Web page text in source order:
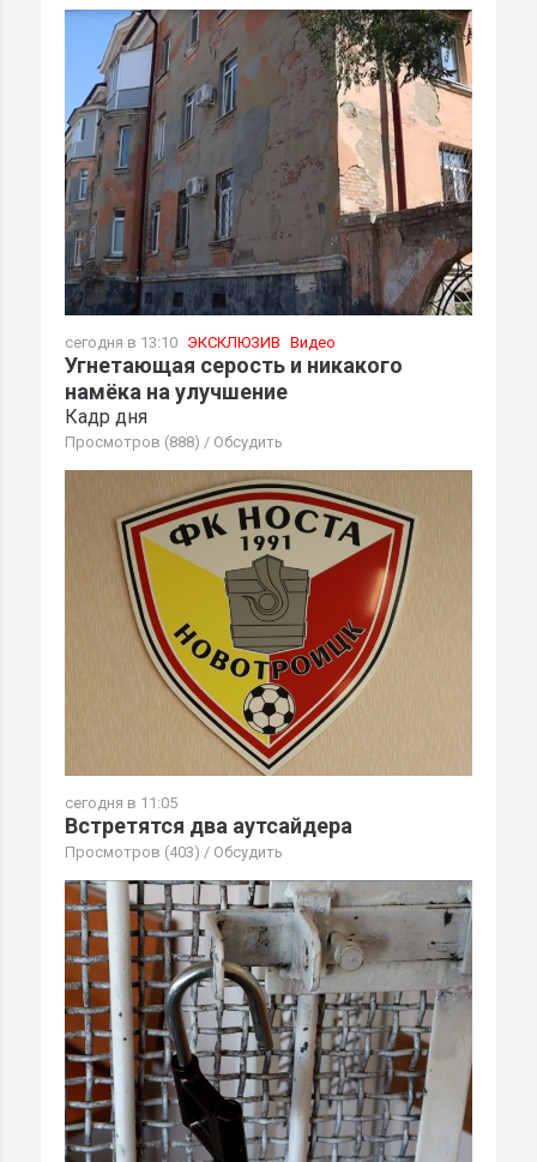
сегодня в 13:10 ЭКСКЛЮЗИВ Видео
Угнетающая серость и никакого
намёка на улучшение
Кадр дня
Просмотров (888) / Обсудить
сегодня в 11:05
Встретятся два аутсайдера
Просмотров (403) / Обсудить